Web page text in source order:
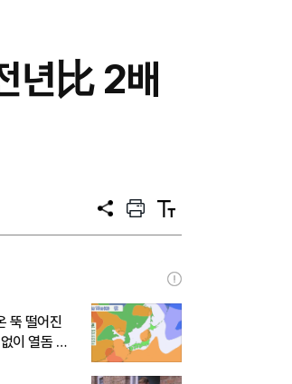
년比 2배
공
프
트
텍
트
뚝 떨어진
이 열돔 박